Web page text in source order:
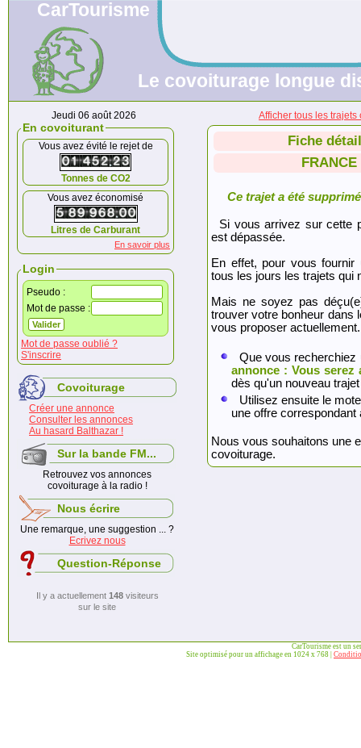
CarTourisme
Le covoiturage longue
Jeudi 06 août 2026
En covoiturant
Vous avez évité le rejet de
Tonnes de CO2
Vous avez économisé
Litres de Carburant
En savoir plus
Login
Pseudo :
Mot de passe :
Mot de passe oublié ?
S'inscrire
Covoiturage
Créer une annonce
Consulter les annonces
Au hasard Balthazar !
Sur la bande FM...
Retrouvez vos annonces
covoiturage à la radio !
Nous écrire
Une remarque, une suggestion ... ?
Ecrivez nous
Question-Réponse
Il y a actuellement 148visiteurs
sur le site
Afficher tous les trajets
Fiche
Ce trajet a été
Si vous arrivez sur cette
est dépassée.
En effet, pour vous fournir
tous les jours les trajets qui
Mais ne soyez pas
trouver votre bonheur dans
vous proposer actuellement.
Que vous
annonce : Vous serez
dès qu'un nouveau
Utilisez ensuite le
une offre
Nous vous souhaitons une
covoiturage.
CarTourisme est un
Site optimisé pour un affichage en 1024 x 768 |